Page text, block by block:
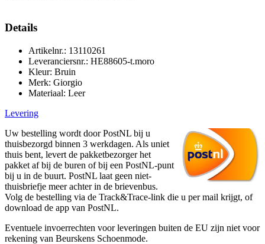
Details
Artikelnr.: 13110261
Leveranciersnr.: HE88605-t.moro
Kleur: Bruin
Merk: Giorgio
Materiaal: Leer
Levering
Uw bestelling wordt door PostNL bij u
thuisbezorgd binnen 3 werkdagen. Als uniet
thuis bent, levert de pakketbezorger het
pakket af bij de buren of bij een PostNL-punt
bij u in de buurt. PostNL laat geen niet-
thuisbriefje meer achter in de brievenbus.
Volg de bestelling via de Track&Trace-link die u per mail krijgt, of
download de app van PostNL.
Eventuele invoerrechten voor leveringen buiten de EU zijn niet voor
rekening van Beurskens Schoenmode.